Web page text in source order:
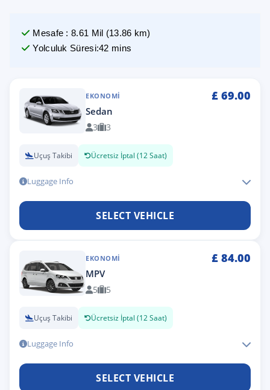
Mesafe :8.61 Mil (13.86 km)
Yolculuk Süresi:42 mins
EKONOMI £ 69.00
Sedan
3 3
Uçuş Takibi Ücretsiz İptal (12 Saat)
Luggage Info
SELECT VEHICLE
EKONOMI £ 84.00
MPV
5 5
Uçuş Takibi Ücretsiz İptal (12 Saat)
Luggage Info
SELECT VEHICLE